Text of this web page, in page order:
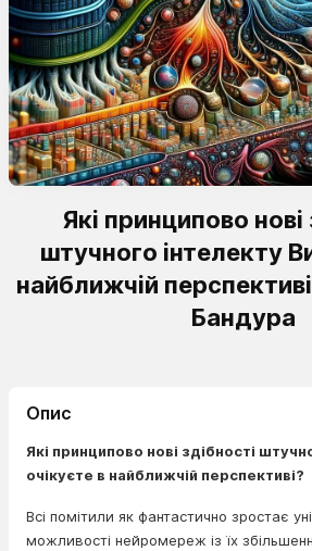
Які принципово нові
штучного інтелекту
найближчій
Бандура
Опис
Які принципово нові здібності
очікуєте в найближчій перспективі?
Всі помітили як фантастично зростає
можливості нейромереж із їх